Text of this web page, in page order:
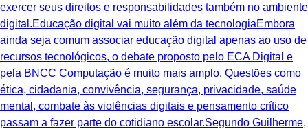
exercer seus direitos e responsabilidades também no ambiente
digital.Educação digital vai muito além da tecnologiaEmbora
ainda seja comum associar educação digital apenas ao uso de
recursos tecnológicos, o debate proposto pelo ECA Digital e
pela BNCC Computação é muito mais amplo. Questões como
ética, cidadania, convivência, segurança, privacidade, saúde
mental, combate às violências digitais e pensamento crítico
passam a fazer parte do cotidiano escolar.Segundo Guilherme,